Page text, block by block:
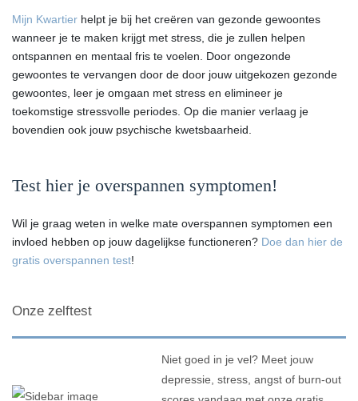
Mijn Kwartier helpt je bij het creëren van gezonde gewoontes
wanneer je te maken krijgt met stress, die je zullen helpen
ontspannen en mentaal fris te voelen. Door ongezonde
gewoontes te vervangen door de door jouw uitgekozen gezonde
gewoontes, leer je omgaan met stress en elimineer je
toekomstige stressvolle periodes. Op die manier verlaag je
bovendien ook jouw psychische kwetsbaarheid.
Test hier je overspannen symptomen!
Wil je graag weten in welke mate overspannen symptomen een
invloed hebben op jouw dagelijkse functioneren? Doe dan hier de
gratis overspannen test!
Onze zelftest
Niet goed in je vel? Meet jouw
depressie, stress, angst of burn-out